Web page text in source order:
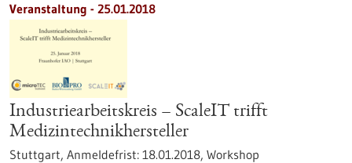
Veranstaltung - 25.01.2018
Industriearbeitskreis – ScaleIT trifft
Medizintechnikhersteller
Stuttgart, Anmeldefrist: 18.01.2018, Workshop